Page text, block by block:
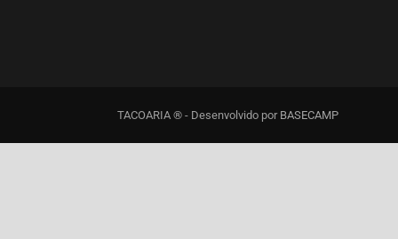
TACOARIA ® - Desenvolvido por BASECAMP